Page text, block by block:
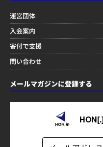
運営団体
入会案内
寄付で支援
問い合わせ
メールマガジンに登録する